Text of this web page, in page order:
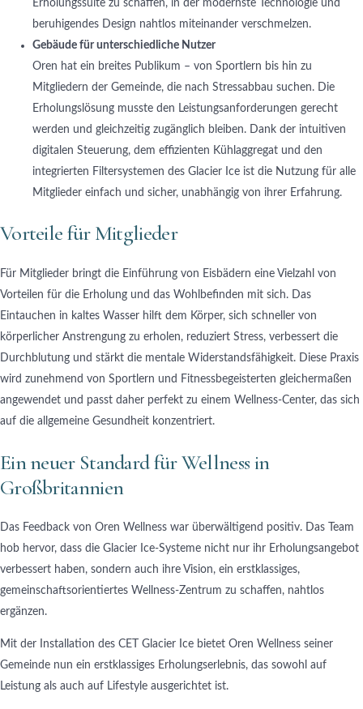
Erholungssuite zu schaffen, in der modernste Technologie und
beruhigendes Design nahtlos miteinander verschmelzen.
Gebäude für unterschiedliche Nutzer
Oren hat ein breites Publikum – von Sportlern bis hin zu
Mitgliedern der Gemeinde, die nach Stressabbau suchen. Die
Erholungslösung musste den Leistungsanforderungen gerecht
werden und gleichzeitig zugänglich bleiben. Dank der intuitiven
digitalen Steuerung, dem effizienten Kühlaggregat und den
integrierten Filtersystemen des Glacier Ice ist die Nutzung für alle
Mitglieder einfach und sicher, unabhängig von ihrer Erfahrung.
Vorteile für Mitglieder
Für Mitglieder bringt die Einführung von Eisbädern eine Vielzahl von
Vorteilen für die Erholung und das Wohlbefinden mit sich. Das
Eintauchen in kaltes Wasser hilft dem Körper, sich schneller von
körperlicher Anstrengung zu erholen, reduziert Stress, verbessert die
Durchblutung und stärkt die mentale Widerstandsfähigkeit. Diese Praxis
wird zunehmend von Sportlern und Fitnessbegeisterten gleichermaßen
angewendet und passt daher perfekt zu einem Wellness-Center, das sich
auf die allgemeine Gesundheit konzentriert.
Ein neuer Standard für Wellness in
Großbritannien
Das Feedback von Oren Wellness war überwältigend positiv. Das Team
hob hervor, dass die Glacier Ice-Systeme nicht nur ihr Erholungsangebot
verbessert haben, sondern auch ihre Vision, ein erstklassiges,
gemeinschaftsorientiertes Wellness-Zentrum zu schaffen, nahtlos
ergänzen.
Mit der Installation des CET Glacier Ice bietet Oren Wellness seiner
Gemeinde nun ein erstklassiges Erholungserlebnis, das sowohl auf
Leistung als auch auf Lifestyle ausgerichtet ist.